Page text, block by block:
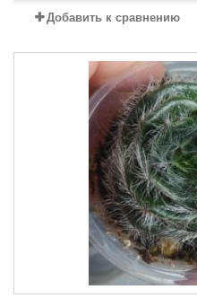
Добавить к сравнению